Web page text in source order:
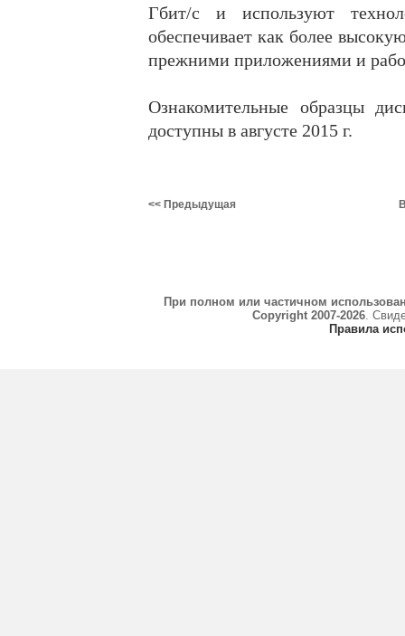
Гбит/с и используют
обеспечивает как более
прежними приложениями и
Ознакомительные образцы
доступны в августе 2015 г.
<< Предыдущая
При полном или частичном
Copyright 2007-2026.
Правила